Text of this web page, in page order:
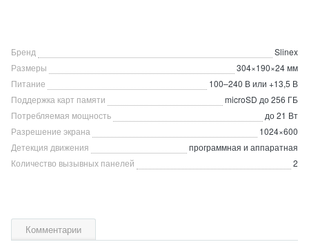
Бренд
Slinex
Размеры
304×190×24 мм
Питание
100–240 В или +13,5 В
Поддержка карт памяти
microSD до 256 ГБ
Потребляемая мощность
до 21 Вт
Разрешение экрана
1024×600
Детекция движения
программная и аппаратная
Количество вызывных панелей
2
Комментарии